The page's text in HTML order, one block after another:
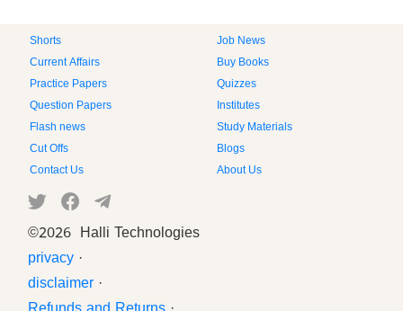
Shorts
Job News
Current Affairs
Buy Books
Practice Papers
Quizzes
Question Papers
Institutes
Flash news
Study Materials
Cut Offs
Blogs
Contact Us
About Us
©2026 Halli Technologies
privacy ·
disclaimer ·